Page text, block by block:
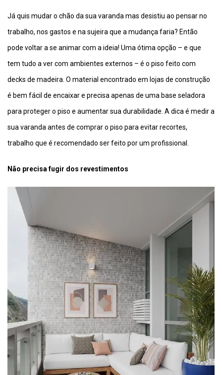
Já quis mudar o chão da sua varanda mas desistiu ao pensar no
trabalho, nos gastos e na sujeira que a mudança faria? Então
pode voltar a se animar com a ideia! Uma ótima opção – e que
tem tudo a ver com ambientes externos – é o piso feito com
decks de madeira. O material encontrado em lojas de construção
é bem fácil de encaixar e precisa apenas de uma base seladora
para proteger o piso e aumentar sua durabilidade. A dica é medir a
sua varanda antes de comprar o piso para evitar recortes,
trabalho que é recomendado ser feito por um profissional.
Não precisa fugir dos revestimentos